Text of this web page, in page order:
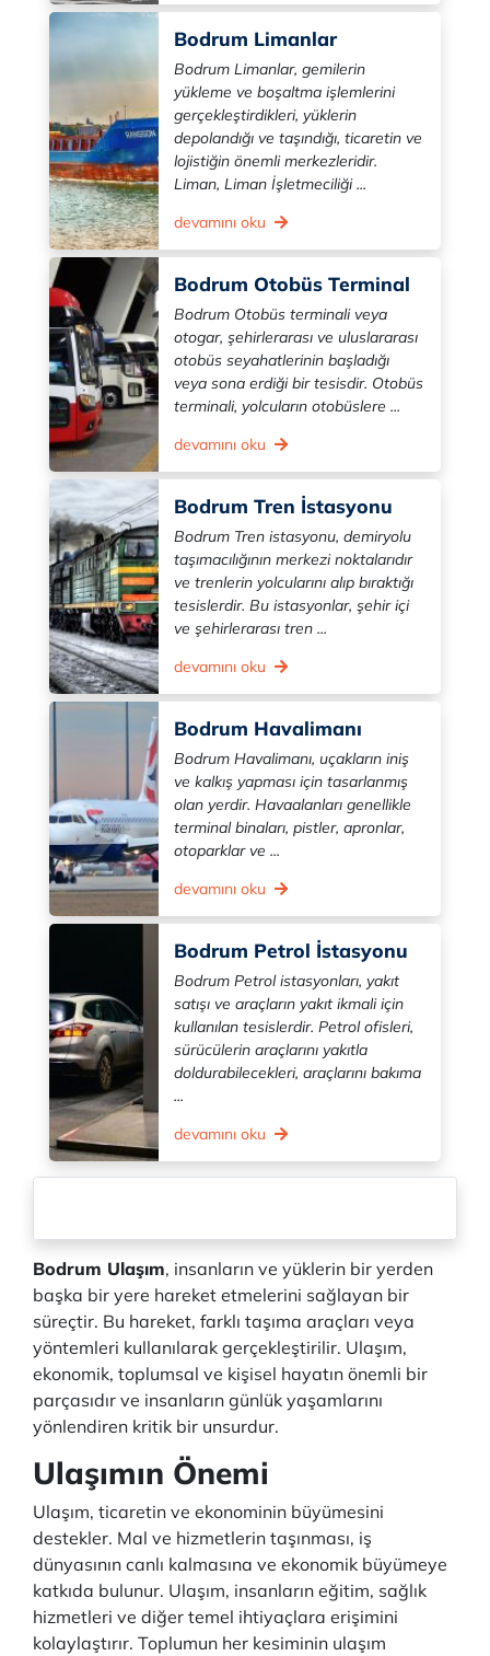
Bodrum Limanlar
Bodrum Limanlar, gemilerin
yükleme ve boşaltma işlemlerini
gerçekleştirdikleri, yüklerin
depolandığı ve taşındığı, ticaretin ve
lojistiğin önemli merkezleridir.
Liman, Liman İşletmeciliği ...
devamını oku
Bodrum Otobüs Terminal
Bodrum Otobüs terminali veya
otogar, şehirlerarası ve uluslararası
otobüs seyahatlerinin başladığı
veya sona erdiği bir tesisdir. Otobüs
terminali, yolcuların otobüslere ...
devamını oku
Bodrum Tren İstasyonu
Bodrum Tren istasyonu, demiryolu
taşımacılığının merkezi noktalarıdır
ve trenlerin yolcularını alıp bıraktığı
tesislerdir. Bu istasyonlar, şehir içi
ve şehirlerarası tren ...
devamını oku
Bodrum Havalimanı
Bodrum Havalimanı, uçakların iniş
ve kalkış yapması için tasarlanmış
olan yerdir. Havaalanları genellikle
terminal binaları, pistler, apronlar,
otoparklar ve ...
devamını oku
Bodrum Petrol İstasyonu
Bodrum Petrol istasyonları, yakıt
satışı ve araçların yakıt ikmali için
kullanılan tesislerdir. Petrol ofisleri,
sürücülerin araçlarını yakıtla
doldurabilecekleri, araçlarını bakıma
...
devamını oku
Bodrum Ulaşım, insanların ve yüklerin bir yerden
başka bir yere hareket etmelerini sağlayan bir
süreçtir. Bu hareket, farklı taşıma araçları veya
yöntemleri kullanılarak gerçekleştirilir. Ulaşım,
ekonomik, toplumsal ve kişisel hayatın önemli bir
parçasıdır ve insanların günlük yaşamlarını
yönlendiren kritik bir unsurdur.
Ulaşımın Önemi
Ulaşım, ticaretin ve ekonominin büyümesini
destekler. Mal ve hizmetlerin taşınması, iş
dünyasının canlı kalmasına ve ekonomik büyümeye
katkıda bulunur. Ulaşım, insanların eğitim, sağlık
hizmetleri ve diğer temel ihtiyaçlara erişimini
kolaylaştırır. Toplumun her kesiminin ulaşım